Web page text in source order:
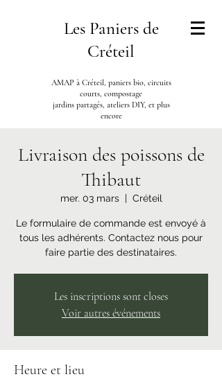
Les Paniers de
Créteil
AMAP à Créteil, paniers bio, circuits
courts, compostage
jardins partagés, ateliers DIY, et plus
encore
Livraison des poissons de
Thibaut
mer. 03 mars
  |
Créteil
Le formulaire de commande est envoyé à
tous les adhérents. Contactez nous pour
faire partie des destinataires.
Les inscriptions sont closes
Voir autres événements
Heure et lieu